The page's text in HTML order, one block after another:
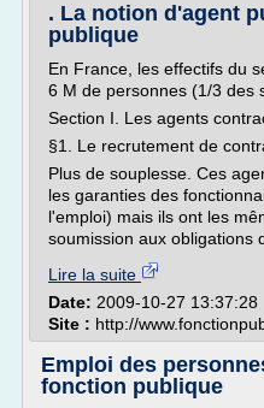
. La notion d'agent
publique
En France, les effectifs du
6 M de personnes (1/3 des
Section I. Les agents
§1. Le recrutement de
Plus de souplesse. Ces
les garanties des
l'emploi) mais ils ont les
soumission aux obligations
Lire la suite
Date: 2009-10-27 13:37:28
Site : http://
Emploi des
fonction publique